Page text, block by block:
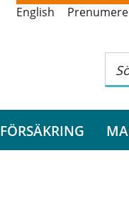
English
FÖRSÄKRING